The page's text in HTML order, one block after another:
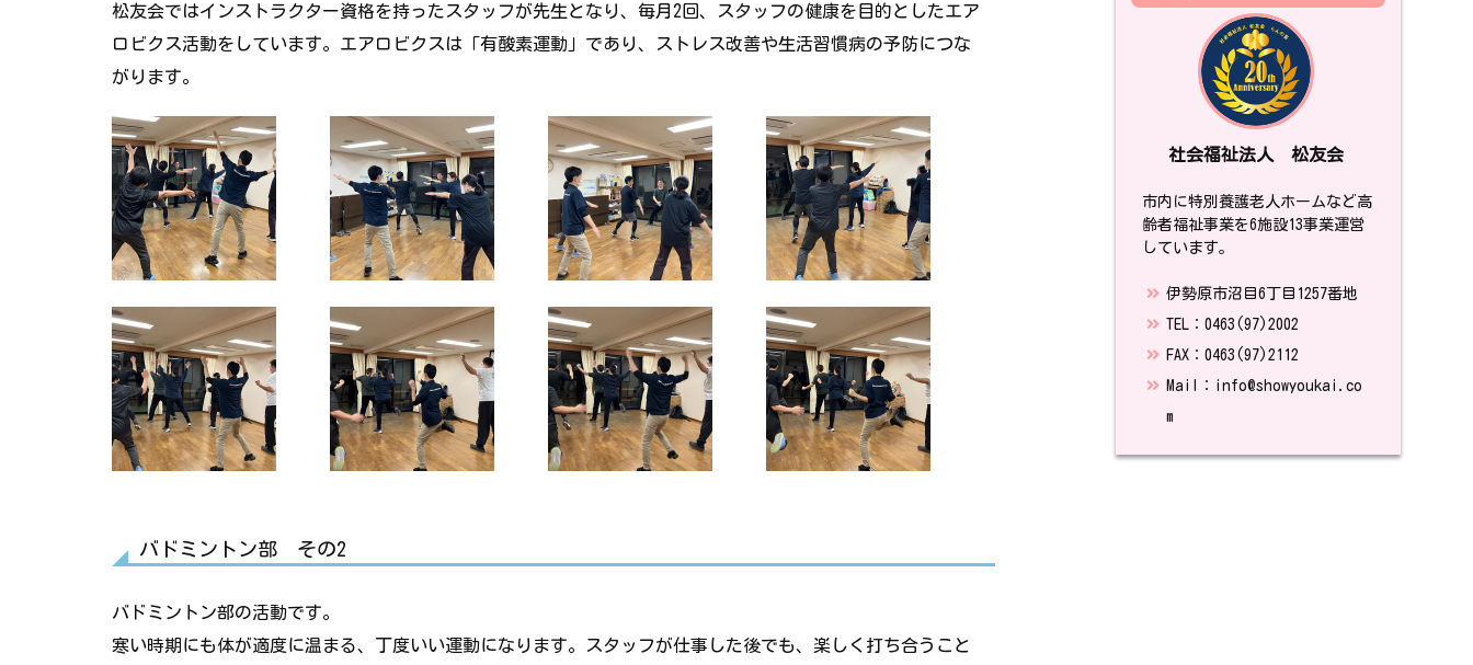
松友会ではインストラクター資格を持ったスタッフが先生となり、毎月2回、スタッフの健康を目的としたエア
ロビクス活動をしています。エアロビクスは「有酸素運動」であり、ストレス改善や生活習慣病の予防につな
がります。
バドミントン部 その2
バドミントン部の活動です。
寒い時期にも体が適度に温まる、丁度いい運動になります。スタッフが仕事した後でも、楽しく打ち合うこと
社会福祉法人 松友会
市内に特別養護老人ホームなど高
齢者福祉事業を6施設13事業運営
しています。
伊勢原市沼目6丁目1257番地
TEL：0463(97)2002
FAX：0463(97)2112
Mail：info@showyoukai.co
m